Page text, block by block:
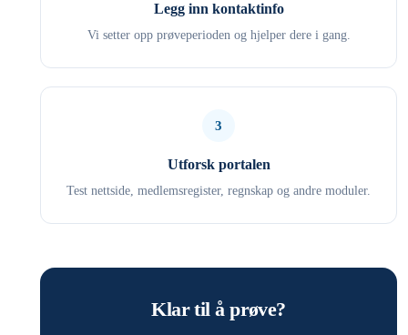
Legg inn kontaktinfo
Vi setter opp prøveperioden og hjelper dere i gang.
3
Utforsk portalen
Test nettside, medlemsregister, regnskap og andre moduler.
Klar til å prøve?